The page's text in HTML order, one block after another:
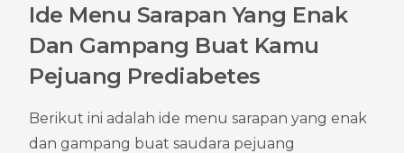
Ide Menu Sarapan Yang Enak
Dan Gampang Buat Kamu
Pejuang Prediabetes
Berikut ini adalah ide menu sarapan yang enak
dan gampang buat saudara pejuang